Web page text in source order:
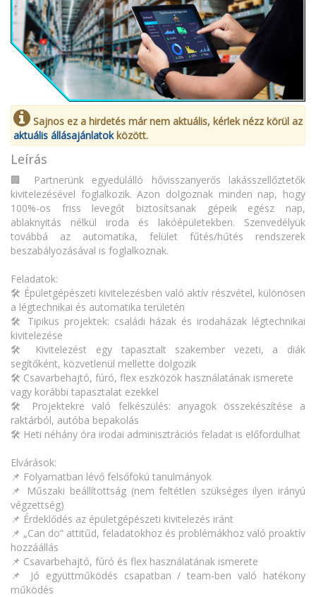
Sajnos ez a hirdetés már nem aktuális, kérlek nézz körül az
aktuális állásajánlatokközött.
Leírás
🏢 Partnerünk egyedülálló hővisszanyerős lakásszellőztetők
kivitelezésével foglalkozik. Azon dolgoznak minden nap, hogy
100%-os friss levegőt biztosítsanak gépeik egész nap,
ablaknyitás nélkül iroda és lakóépületekben. Szenvedélyük
továbbá az automatika, felület fűtés/hűtés rendszerek
beszabályozásával is foglalkoznak.
Feladatok:
🛠️ Épületgépészeti kivitelezésben való aktív részvétel, különösen
a légtechnikai és automatika területén
🛠️ Tipikus projektek: családi házak és irodaházak légtechnikai
kivitelezése
🛠️ Kivitelezést egy tapasztalt szakember vezeti, a diák
segítőként, közvetlenül mellette dolgozik
🛠️ Csavarbehajtó, fúró, flex eszközök használatának ismerete
vagy korábbi tapasztalat ezekkel
🛠️ Projektekre való felkészülés: anyagok összekészítése a
raktárból, autóba bepakolás
🛠️ Heti néhány óra irodai adminisztrációs feladat is előfordulhat
Elvárások:
📌 Folyamatban lévő felsőfokú tanulmányok
📌 Műszaki beállítottság (nem feltétlen szükséges ilyen irányú
végzettség)
📌 Érdeklődés az épületgépészeti kivitelezés iránt
📌 „Can do” attitűd, feladatokhoz és problémákhoz való proaktív
hozzáállás
📌 Csavarbehajtó, fúró és flex használatának ismerete
📌 Jó együttműködés csapatban / team-ben való hatékony
működés